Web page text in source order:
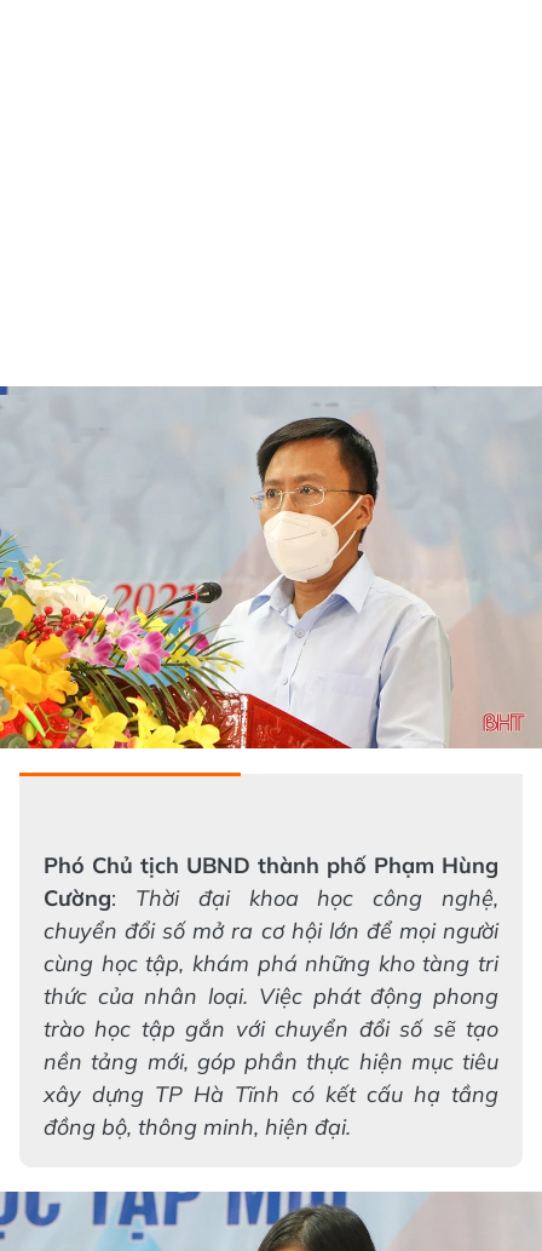
Phó Chủ tịch UBND thành phố Phạm Hùng
Cường: Thời đại khoa học công nghệ,
chuyển đổi số mở ra cơ hội lớn để mọi người
cùng học tập, khám phá những kho tàng tri
thức của nhân loại. Việc phát động phong
trào học tập gắn với chuyển đổi số sẽ tạo
nền tảng mới, góp phần thực hiện mục tiêu
xây dựng TP Hà Tĩnh có kết cấu hạ tầng
đồng bộ, thông minh, hiện đại.